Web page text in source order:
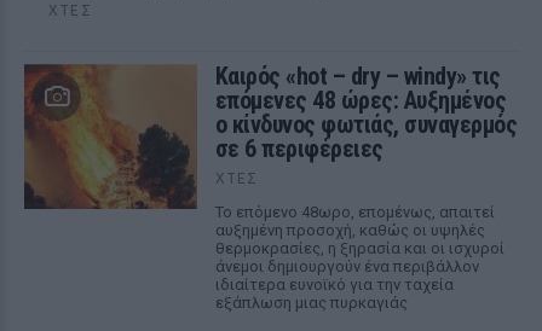
ΧΤΕΣ
Καιρός «hot – dry – windy» τις
επόμενες 48 ώρες: Αυξημένος
ο κίνδυνος φωτιάς, συναγερμός
σε 6 περιφέρειες
ΧΤΕΣ
Το επόμενο 48ωρο, επομένως, απαιτεί
αυξημένη προσοχή, καθώς οι υψηλές
θερμοκρασίες, η ξηρασία και οι ισχυροί
άνεμοι δημιουργούν ένα περιβάλλον
ιδιαίτερα ευνοϊκό για την ταχεία
εξάπλωση μιας πυρκαγιάς